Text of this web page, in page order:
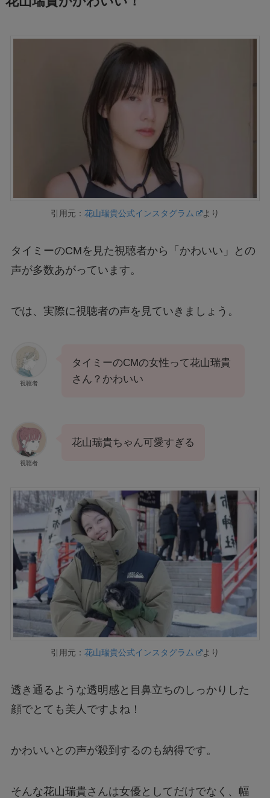
引用元： 花山瑞貴公式インスタグラム より
タイミーのCMを見た視聴者から「かわいい」との
声が多数あがっています。
では、実際に視聴者の声を見ていきましょう。
視聴者
タイミーのCMの女性って花山瑞貴
さん？かわいい
視聴者
花山瑞貴ちゃん可愛すぎる
引用元： 花山瑞貴公式インスタグラム より
透き通るような透明感と目鼻立ちのしっかりした
顔でとても美人ですよね！
かわいいとの声が殺到するのも納得です。
そんな花山瑞貴さんは女優としてだけでなく、幅